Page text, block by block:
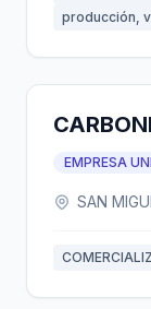
producción,
EMPRESA
SAN